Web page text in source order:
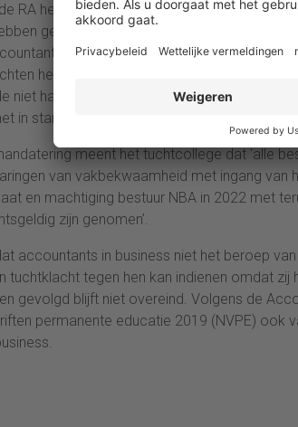
RA het bestuur van de NBA onder meer
genomen. Zo had het bestuur volgens
in te schrijven in het
hebben ingediend tegen accountants
niet hadden gevolgd en
in stand houden van een kwaliteitssysteem.
meent het tuchtcollege dat ‘alle
van vakbekwaamheid met ingang van
en machtiging bestuur NBA in 2022 met
zijn genomen’.
accountants in business niet het beroep
tuchtklacht tegen hen kan indienen omdat zij
gevolgd blijft niet overeind. Volgens de
permanente educatie 2019 (NVPE) ook